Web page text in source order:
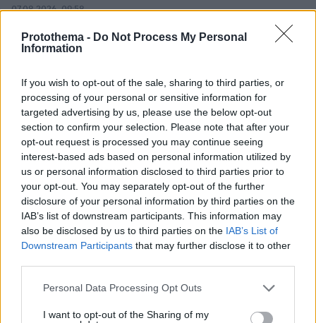
Protothema - Do Not Process My Personal
Information
If you wish to opt-out of the sale, sharing to third parties, or
processing of your personal or sensitive information for
targeted advertising by us, please use the below opt-out
section to confirm your selection. Please note that after your
opt-out request is processed you may continue seeing
interest-based ads based on personal information utilized by
us or personal information disclosed to third parties prior to
your opt-out. You may separately opt-out of the further
disclosure of your personal information by third parties on the
IAB’s list of downstream participants. This information may
also be disclosed by us to third parties on the IAB’s List of
Downstream Participants that may further disclose it to other
Please note that this website/app uses one or more Google
not limited to your visit or usage behaviour. You may click to
Personal Data Processing Opt Outs
I want to opt-out of the Sharing of my
Οικογενειακή τραγωδία στις Σέρρες, μητέρα και
γιος οι νεκροί από την μετωπική φορτηγού με ΙΧ -
Βίντεο ντοκουμέντο από τη στιγμή της
07.08.2026, 09:58